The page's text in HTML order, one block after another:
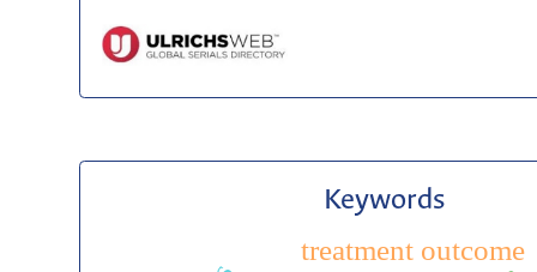
Keywords
treatment outcome